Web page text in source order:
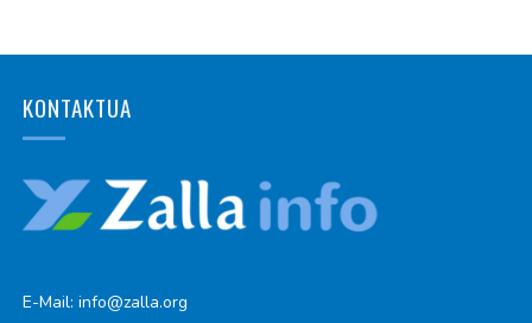
KONTAKTUA
E-Mail: info@zalla.org